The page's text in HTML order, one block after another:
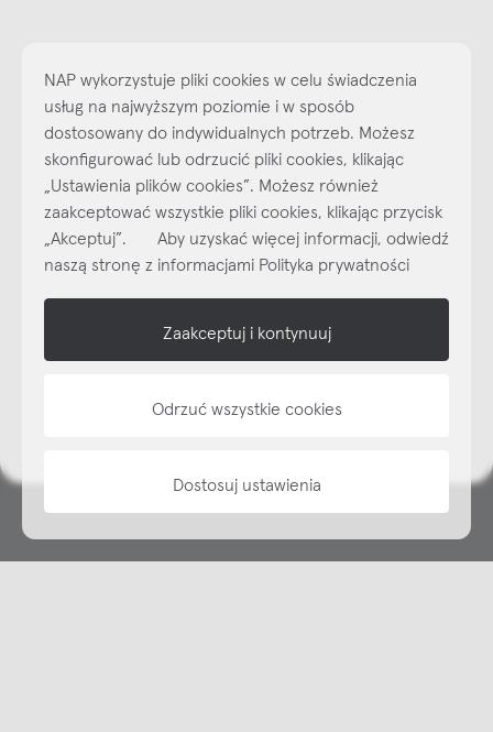
Najlepsze inspiracje i promocje na wyciągnięcie ręki, zapisz się już
dzisiaj do naszego cyklicznego newslettera!
SubskrybujNEWSLETTER
NAP wykorzystuje pliki cookies w celu świadczenia
usług na najwyższym poziomie i w sposób
dostosowany do indywidualnych potrzeb. Możesz
skonfigurować lub odrzucić pliki cookies, klikając
„Ustawienia plików cookies”. Możesz również
zaakceptować wszystkie pliki cookies, klikając przycisk
„Akceptuj”. Aby uzyskać więcej informacji, odwiedź
naszą stronę z informacjami Polityka prywatności
Zaakceptuj i kontynuuj
Odrzuć wszystkie cookies
Dostosuj ustawienia